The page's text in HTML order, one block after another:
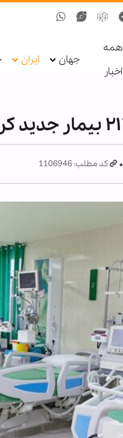
همه
اخبار
جهان ایران
کد مطلب: 1106946